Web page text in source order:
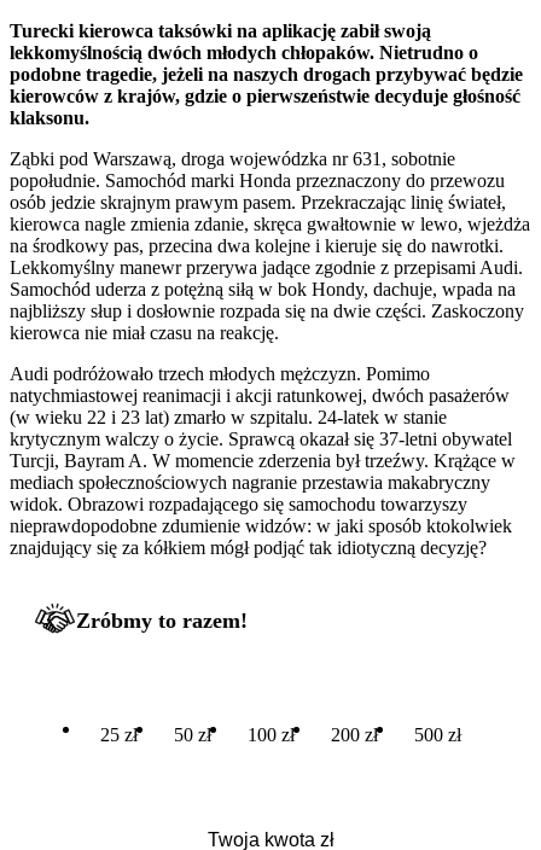
Turecki kierowca taksówki na aplikację zabił swoją
lekkomyślnością dwóch młodych chłopaków. Nietrudno o
podobne tragedie, jeżeli na naszych drogach przybywać będzie
kierowców z krajów, gdzie o pierwszeństwie decyduje głośność
klaksonu.
Ząbki pod Warszawą, droga wojewódzka nr 631, sobotnie
popołudnie. Samochód marki Honda przeznaczony do przewozu
osób jedzie skrajnym prawym pasem. Przekraczając linię świateł,
kierowca nagle zmienia zdanie, skręca gwałtownie w lewo, wjeżdża
na środkowy pas, przecina dwa kolejne i kieruje się do nawrotki.
Lekkomyślny manewr przerywa jadące zgodnie z przepisami Audi.
Samochód uderza z potężną siłą w bok Hondy, dachuje, wpada na
najbliższy słup i dosłownie rozpada się na dwie części. Zaskoczony
kierowca nie miał czasu na reakcję.
Audi podróżowało trzech młodych mężczyzn. Pomimo
natychmiastowej reanimacji i akcji ratunkowej, dwóch pasażerów
(w wieku 22 i 23 lat) zmarło w szpitalu. 24-latek w stanie
krytycznym walczy o życie. Sprawcą okazał się 37-letni obywatel
Turcji, Bayram A. W momencie zderzenia był trzeźwy. Krążące w
mediach społecznościowych nagranie przestawia makabryczny
widok. Obrazowi rozpadającego się samochodu towarzyszy
nieprawdopodobne zdumienie widzów: w jaki sposób ktokolwiek
znajdujący się za kółkiem mógł podjąć tak idiotyczną decyzję?
Zróbmy to razem!
25 zł 50 zł 100 zł 200 zł 500 zł